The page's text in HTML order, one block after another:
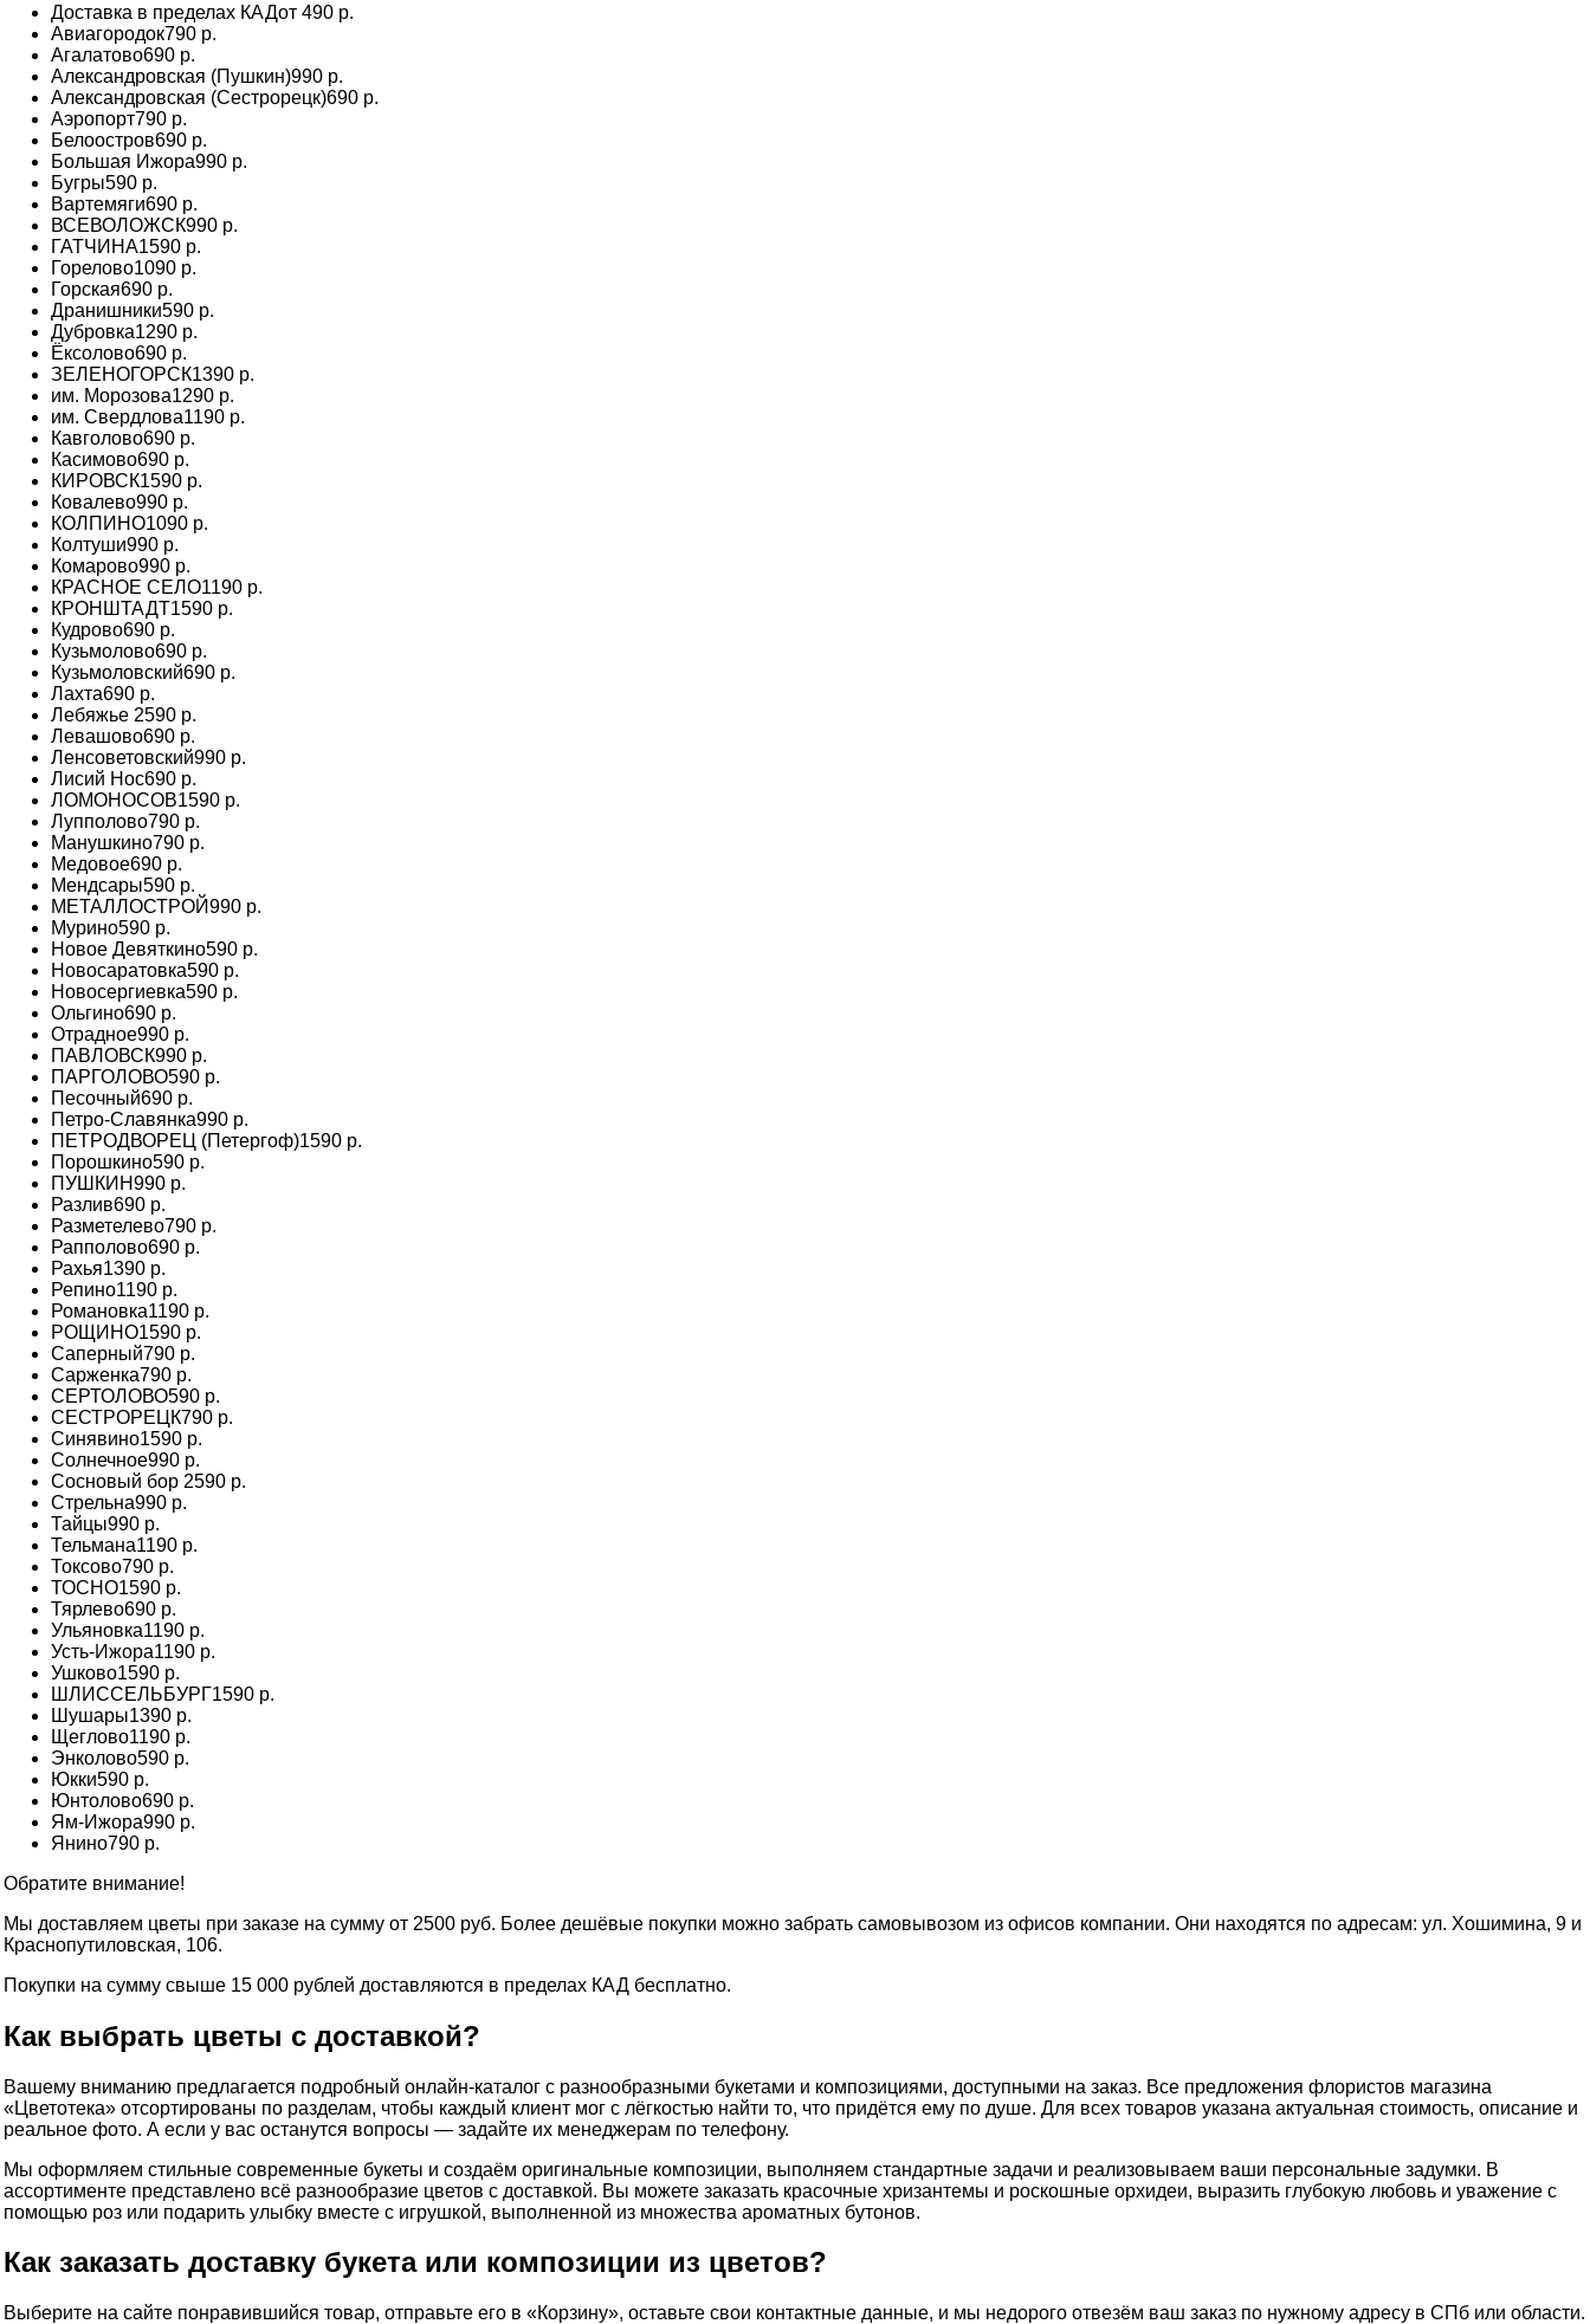
Доставка в пределах КАДот 490 р.
Авиагородок790 р.
Агалатово690 р.
Александровская (Пушкин)990 р.
Александровская (Сестрорецк)690 р.
Аэропорт790 р.
Белоостров690 р.
Большая Ижора990 р.
Бугры590 р.
Вартемяги690 р.
ВСЕВОЛОЖСК990 р.
ГАТЧИНА1590 р.
Горелово1090 р.
Горская690 р.
Дранишники590 р.
Дубровка1290 р.
Ёксолово690 р.
ЗЕЛЕНОГОРСК1390 р.
им. Морозова1290 р.
им. Свердлова1190 р.
Кавголово690 р.
Касимово690 р.
КИРОВСК1590 р.
Ковалево990 р.
КОЛПИНО1090 р.
Колтуши990 р.
Комарово990 р.
КРАСНОЕ СЕЛО1190 р.
КРОНШТАДТ1590 р.
Кудрово690 р.
Кузьмолово690 р.
Кузьмоловский690 р.
Лахта690 р.
Лебяжье 2590 р.
Левашово690 р.
Ленсоветовский990 р.
Лисий Нос690 р.
ЛОМОНОСОВ1590 р.
Лупполово790 р.
Манушкино790 р.
Медовое690 р.
Мендсары590 р.
МЕТАЛЛОСТРОЙ990 р.
Мурино590 р.
Новое Девяткино590 р.
Новосаратовка590 р.
Новосергиевка590 р.
Ольгино690 р.
Отрадное990 р.
ПАВЛОВСК990 р.
ПАРГОЛОВО590 р.
Песочный690 р.
Петро-Славянка990 р.
ПЕТРОДВОРЕЦ (Петергоф)1590 р.
Порошкино590 р.
ПУШКИН990 р.
Разлив690 р.
Разметелево790 р.
Рапполово690 р.
Рахья1390 р.
Репино1190 р.
Романовка1190 р.
РОЩИНО1590 р.
Саперный790 р.
Сарженка790 р.
СЕРТОЛОВО590 р.
СЕСТРОРЕЦК790 р.
Синявино1590 р.
Солнечное990 р.
Сосновый бор 2590 р.
Стрельна990 р.
Тайцы990 р.
Тельмана1190 р.
Токсово790 р.
ТОСНО1590 р.
Тярлево690 р.
Ульяновка1190 р.
Усть-Ижора1190 р.
Ушково1590 р.
ШЛИССЕЛЬБУРГ1590 р.
Шушары1390 р.
Щеглово1190 р.
Энколово590 р.
Юкки590 р.
Юнтолово690 р.
Ям-Ижора990 р.
Янино790 р.
Обратите внимание!
Мы доставляем цветы при заказе на сумму от 2500 руб. Более дешёвые покупки можно забрать самовывозом из офисов компании. Они находятся по адресам: ул. Хошимина, 9 и
Краснопутиловская, 106.
Покупки на сумму свыше 15 000 рублей доставляются в пределах КАД бесплатно.
Как выбрать цветы с доставкой?
Вашему вниманию предлагается подробный онлайн-каталог с разнообразными букетами и композициями, доступными на заказ. Все предложения флористов магазина
«Цветотека» отсортированы по разделам, чтобы каждый клиент мог с лёгкостью найти то, что придётся ему по душе. Для всех товаров указана актуальная стоимость, описание и
реальное фото. А если у вас останутся вопросы — задайте их менеджерам по телефону.
Мы оформляем стильные современные букеты и создаём оригинальные композиции, выполняем стандартные задачи и реализовываем ваши персональные задумки. В
ассортименте представлено всё разнообразие цветов с доставкой. Вы можете заказать красочные хризантемы и роскошные орхидеи, выразить глубокую любовь и уважение с
помощью роз или подарить улыбку вместе с игрушкой, выполненной из множества ароматных бутонов.
Как заказать доставку букета или композиции из цветов?
Выберите на сайте понравившийся товар, отправьте его в «Корзину», оставьте свои контактные данные, и мы недорого отвезём ваш заказ по нужному адресу в СПб или области.